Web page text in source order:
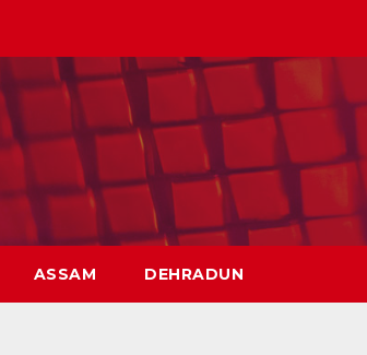
ASSAM DEHRADUN